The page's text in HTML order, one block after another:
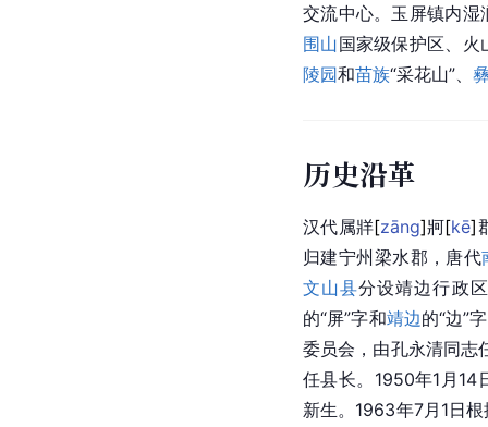
交流中心。玉屏镇内
围山国家级保护区、
陵园和苗族“采花山”、
历史沿革
汉代属牂[zāng]牁[kē]
归建宁州梁水郡， 唐代
文山县分设靖边行政
的“屏”字和靖边的“边”
委员会，由孔永清同志
任县长。1950年1月14
新生。1963年7月1日